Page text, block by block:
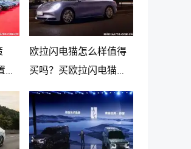
欧拉闪电猫怎么样值得
买吗？买欧拉闪电猫十
大忠告